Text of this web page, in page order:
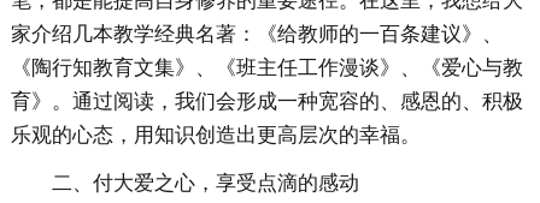
家介绍几本教学经典名著：《给教师的一百条建议》、
《陶行知教育文集》、《班主任工作漫谈》、《爱心与教
育》。通过阅读，我们会形成一种宽容的、感恩的、积极
乐观的心态，用知识创造出更高层次的幸福。
二、付大爱之心，享受点滴的感动